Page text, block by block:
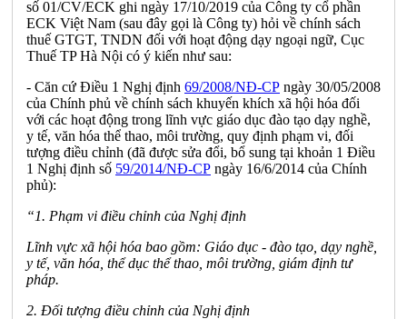
số 01/CV/ECK ghi ngày 17/10/2019 của Công ty cổ phần
ECK Việt Nam (sau đây gọi là Công ty) hỏi về chính sách
thuế GTGT, TNDN đối với hoạt động dạy ngoại ngữ, Cục
Thuế TP Hà Nội có ý kiến như sau:
- Căn cứ Điều 1 Nghị định 69/2008/NĐ-CP ngày 30/05/2008
của Chính phủ về chính sách khuyến khích xã hội hóa đối
với các hoạt động trong lĩnh vực giáo dục đào tạo dạy nghề,
y tế, văn hóa thể thao, môi trường, quy định phạm vi, đối
tượng điều chỉnh (đã được sửa đổi, bổ sung tại khoản 1 Điều
1 Nghị định số 59/2014/NĐ-CP ngày 16/6/2014 của Chính
phủ):
“1. Phạm vi điều chỉnh của Nghị định
Lĩnh vực xã hội hóa bao gồm: Giáo dục - đào tạo, dạy nghề,
y tế, văn hóa, thể dục thể thao, môi trường, giám định tư
pháp.
2. Đối tượng điều chỉnh của Nghị định